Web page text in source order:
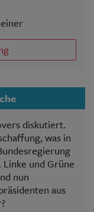
diskutiert.
was in
und Grüne
nun
aus